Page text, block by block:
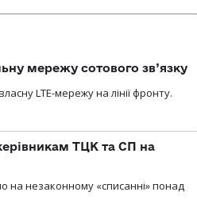
мережу сотового зв’язку
LTE-мережу на лінії фронту.
ТЦК та СП на
на незаконному «списанні» понад